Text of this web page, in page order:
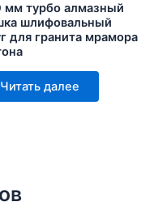
мм турбо алмазный
шлифовальный
для гранита мрамора
Читать далее